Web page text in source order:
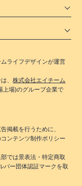
ライフデザインが運営
は、株式会社エイチーム
上場)のグループ企業で
掲載を行うために、
ンテンツ制作ポリシー
では景表法・特定商取
バー団体認証マークを取